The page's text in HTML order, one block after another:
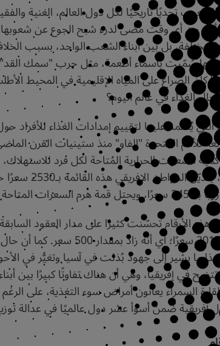
تحديًا تاريخيًا لكل دول العالم، الغنية
وأكثر من أي وقت مضى لدرء شبح الجوع عن
بل بين أبناء الشعب الواحد، بسبب
سُمّيت بأسماء أطعمة، مثل حرب "سمك
كان الصراع على المياه الإقليمية في المحيط
الغذاء في عالم اليوم؟
يُعتمد عليها لتقييم إمدادات الغذاء للأفراد
للأمم المتحدة "الفاو" منذ ستينيات
أن هذه الأرقام تحسّنت كثيرًا على مدار العقود
القرن الماضي نحو 2012
هذا ما يشير إلى جهود بُذلت في آسيا وتغيُّر في
في إفريقيا، وهي أن هناك تفاوتًا كبيرًا بين
إفريقية ضمن أسوأ عشر دول عالميًا في عدالة